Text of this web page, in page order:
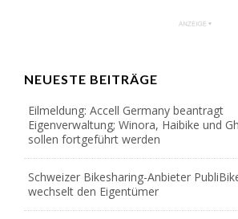
NEUESTE BEITRÄGE
Eilmeldung: Accell Germany beantragt
Eigenverwaltung; Winora, Haibike und
sollen fortgeführt werden
Schweizer Bikesharing-Anbieter
wechselt den Eigentümer